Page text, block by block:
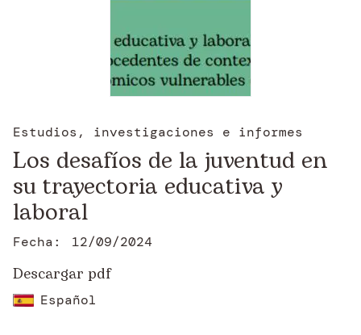
Estudios, investigaciones e informes
Los desafíos de la juventud en
su trayectoria educativa y
laboral
Fecha: 12/09/2024
Descargar pdf
Español